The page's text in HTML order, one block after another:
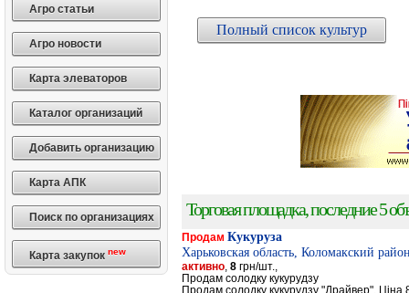
Агро статьи
Агро новости
Карта элеваторов
Каталог организаций
Добавить организацию
Карта АПК
Поиск по организациях
Карта закупок new
Полный список культур
Торговая площадка, последние 5
Продам Кукуруза
Харьковская область, Коломакский
активно 8 грн/шт.,
Продам солодку кукурудзу
Продам солодку кукурудзу "Драйвер". Ціна